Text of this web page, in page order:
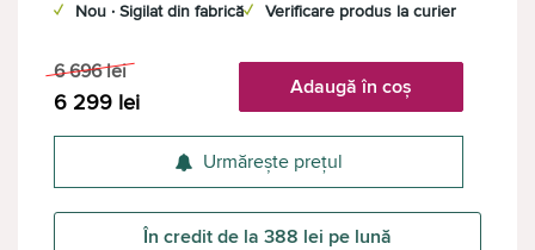
✓ Nou · Sigilat din fabrică✓ Verificare produs la curier
6 696 lei
6 299 lei
Adaugă în coș
Urmărește prețul
În credit de la 388 lei pe lună